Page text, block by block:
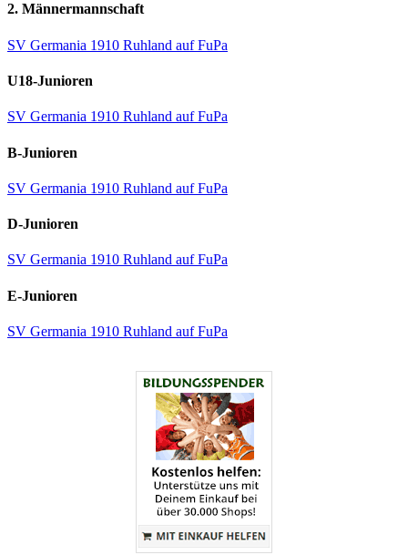
2. Männermannschaft
SV Germania 1910 Ruhland auf FuPa
U18-Junioren
SV Germania 1910 Ruhland auf FuPa
B-Junioren
SV Germania 1910 Ruhland auf FuPa
D-Junioren
SV Germania 1910 Ruhland auf FuPa
E-Junioren
SV Germania 1910 Ruhland auf FuPa